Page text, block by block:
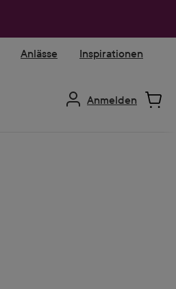
Anlässe Inspirationen
Anmelden